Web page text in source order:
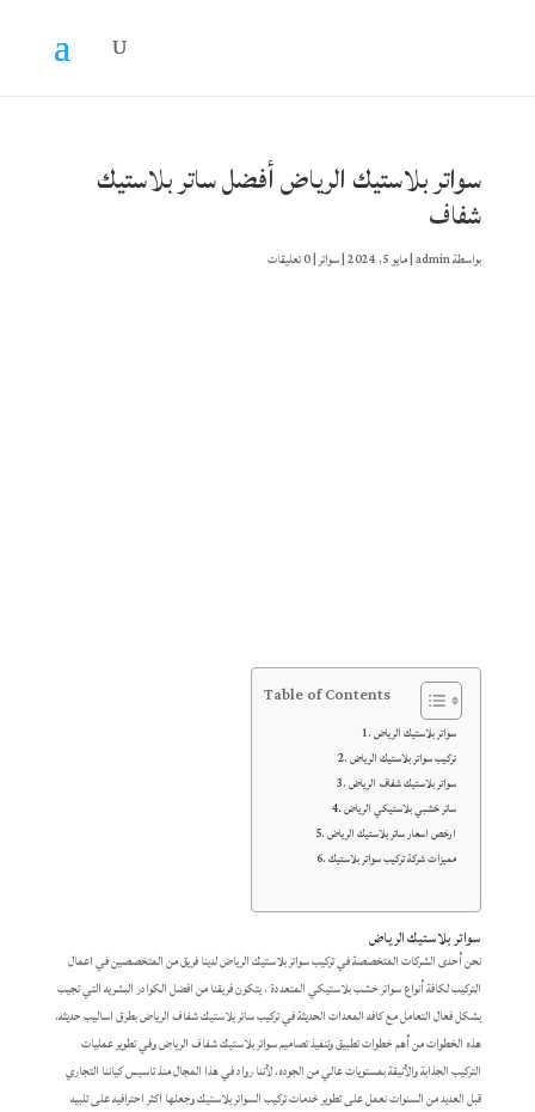
سواتر بلاستيك الرياض أفضل ساتر بلاستيك
شفاف
بواسطةadmin
|مايو 5, 2024 |سواتر|0 تعليقات
Table of Contents
سواتر بلاستيك الرياض
تركيب سواتر بلاستيك الرياض
سواتر بلاستيك شفاف الرياض
ساتر خشبي بلاستيكي الرياض
ارخص اسعار ساتر بلاستيك الرياض
مميزات شركة تركيب سواتر بلاستيك
سواتر بلاستيك الرياض
نحن أحدى الشركات المتخصصة في تركيب سواتر بلاستيك الرياض لدينا فريق من المتخصصين في اعمال
التركيب لكافة أنواع سواتر خشب بلاستيكي المتعددة . يتكون فريقنا من افضل الكوادر البشريه التي تجيب
بشكل فعال التعامل مع كافه المعدات الحديثة في تركيب ساتر بلاستيك شفاف الرياض بطرق اساليب حديثه.
هذه الخطوات من أهم خطوات تطبيق وتنفيذ تصاميم سواتر بلاستيك شفاف الرياض وفي تطوير عمليات
التركيب الجذابة والأنيقة بمستويات عالي من الجوده. لأننا رواد في هذا المجال منذ تاسيس كياننا التجاري
قبل العديد من السنوات نعمل على تطوير خدمات تركيب السواتر بلاستيك وجعلها اكثر احترافيه على تلبيه